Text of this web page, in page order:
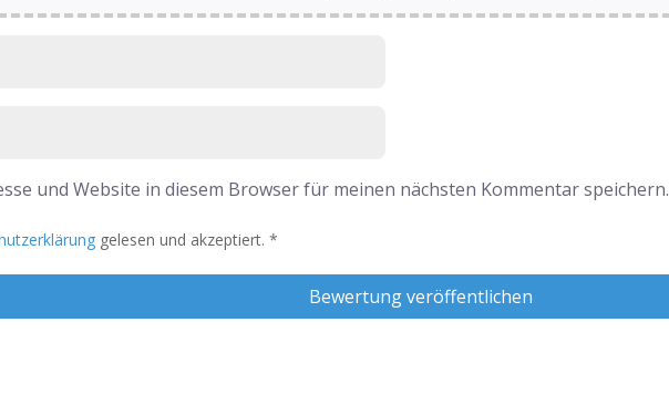
und Website in diesem Browser für meinen nächsten Kommentar speichern.
gelesen und akzeptiert. *